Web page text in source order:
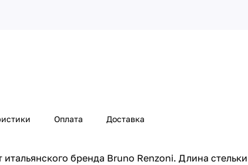
Оплата Доставка
бренда Bruno Renzoni. Длина